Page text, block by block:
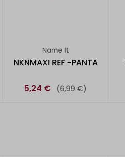
Name It
NKNMAXI REF -PANTA
5,24 € (6,99 €)